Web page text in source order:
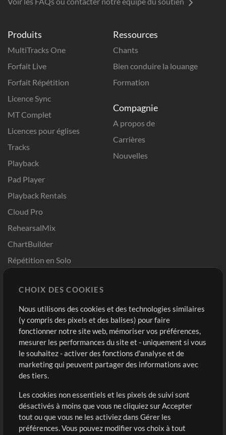
Produits
MultiTracks One
Forfait Live
Forfait Répétition
Licence Sync
MT Complet
Licences pour églises
Tracks
Playback
Pad Player
Playback Rentals
Cloud Pro
RehearsalMix
ChartBuilder
Répétition en Solo
Modèles ProPresenter
Sons
Ressources
Chants
Bien conduire la louange
Formation
Compagnie
A propos de
Carrières
Nouvelles
Boutique
Acheter des crédits
Contenu gratuit
Demander les pistes
Extras
Sessions
Compte
Connexion
S'inscrire
CHOIX DES COOKIES
Nous utilisons des cookies et des technologies similaires
(y compris des pixels et des balises) pour faire
fonctionner notre site web, mémoriser vos préférences,
mesurer les performances du site et - uniquement si vous
le souhaitez - activer des fonctions d'analyse et de
marketing qui peuvent partager des informations avec
des tiers.
Les cookies non essentiels et les pixels de suivi sont
désactivés à moins que vous ne cliquiez sur Accepter
tout ou que vous ne les activiez dans Gérer les
préférences. Vous pouvez modifier vos choix à tout